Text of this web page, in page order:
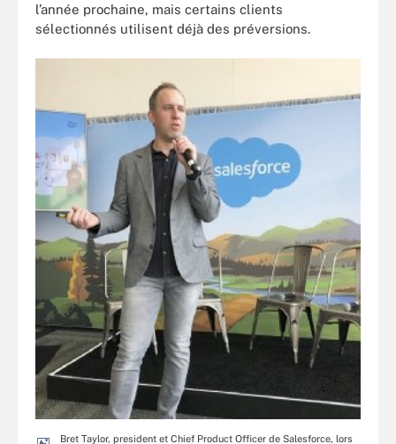
l’année prochaine, mais certains clients
sélectionnés utilisent déjà des préversions.
Bret Taylor, president et Chief Product Officer de Salesforce, lors